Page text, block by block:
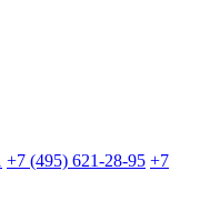
+7 (495) 621-28-95 +7